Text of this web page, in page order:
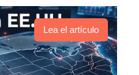
Lea el artículo